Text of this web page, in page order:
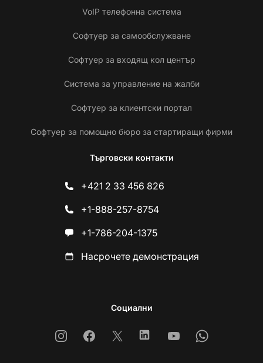
VoIP телефонна система
Софтуер за самообслужване
Софтуер за входящ кол център
Система за управление на жалби
Софтуер за клиентски портал
Софтуер за помощно бюро за стартиращи фирми
Търговски контакти
+421 2 33 456 826
+1-888-257-8754
+1-786-204-1375
Насрочете демонстрация
Социални
InstagramFacebook
X LinkedinYoutubeWhatsapp